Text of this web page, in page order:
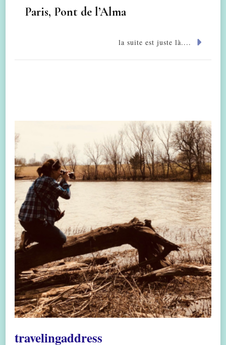
Paris, Pont de l’Alma
la suite est juste là....
travelingaddress